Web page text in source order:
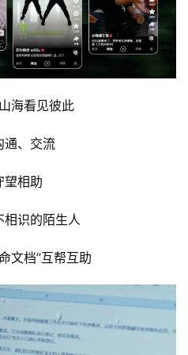
海看见彼此
通、交流
望相助
相识的陌生人
文档”互帮互助